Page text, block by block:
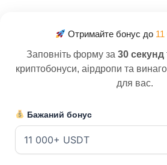
Отримайте бонус до
Заповніть форму за 30 секунд
криптобонуси, аірдропи та
для вас.
Бажаний бонус